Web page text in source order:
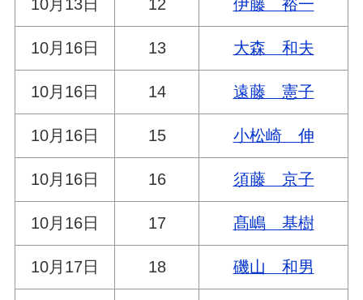
10月13日 12 伊藤 裕一
10月16日 13 大森 和夫
10月16日 14 遠藤 憲子
10月16日 15 小松崎 伸
10月16日 16 須藤 京子
10月16日 17 髙嶋 基樹
10月17日 18 磯山 和男